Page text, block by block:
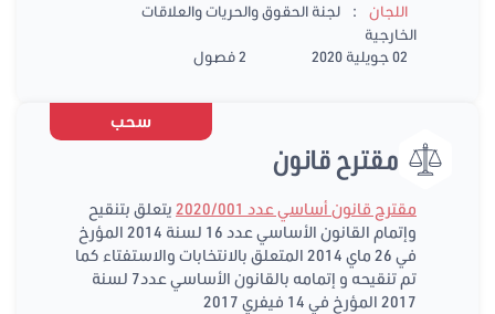
اللجان :
لجنة الحقوق والحريات والعلاقات
الخارجية
02 جويلية 2020
2 فصول
سحب
مقترح قانون
مقترح قانون أساسي عدد 2020/001
يتعلق بتنقيح
وإتمام القانون الأساسي عدد 16 لسنة 2014 المؤرخ
في 26 ماي 2014 المتعلق بالانتخابات والاستفتاء كما
تم تنقيحه و إتمامه بالقانون الأساسي عدد7 لسنة
2017 المؤرخ في 14 فيفري 2017